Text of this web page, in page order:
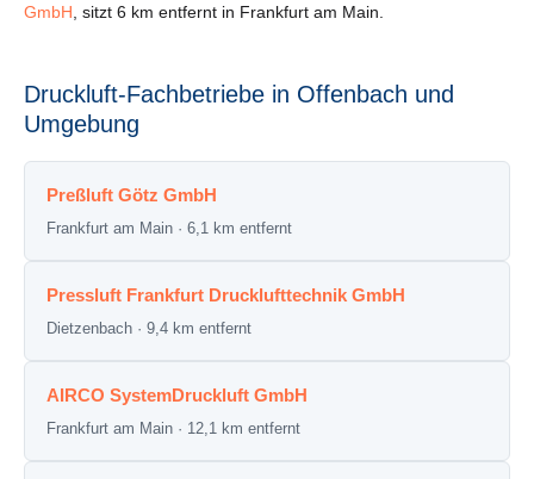
GmbH , sitzt 6 km entfernt in Frankfurt am Main.
Druckluft-Fachbetriebe in Offenbach und
Umgebung
Preßluft Götz GmbH
Frankfurt am Main · 6,1 km entfernt
Pressluft Frankfurt Drucklufttechnik GmbH
Dietzenbach · 9,4 km entfernt
AIRCO SystemDruckluft GmbH
Frankfurt am Main · 12,1 km entfernt